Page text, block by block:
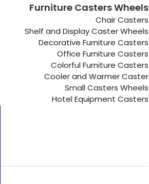
Furniture Casters Wheels
Chair Casters
Shelf and Display Caster Wheels
Decorative Furniture Casters
Office Furniture Casters
Colorful Furniture Casters
Cooler and Warmer Caster
Small Casters Wheels
Hotel Equipment Casters